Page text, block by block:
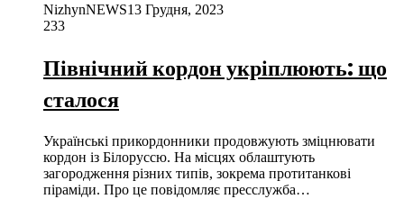
NizhynNEWS13 Грудня, 2023
233
Північний кордон укріплюють: що
сталося
Українські прикордонники продовжують зміцнювати
кордон із Білоруссю. На місцях облаштують
загородження різних типів, зокрема протитанкові
піраміди. Про це повідомляє пресслужба…